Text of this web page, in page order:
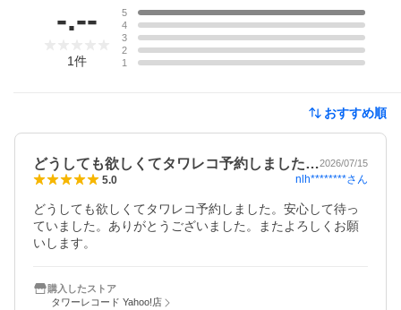
-.--
1件
5
4
3
2
1
おすすめ順
どうしても欲しくてタワレコ予約しました…2026/07/15
5.0 nlh********さん
どうしても欲しくてタワレコ予約しました。安心して待っ
ていました。ありがとうございました。またよろしくお願
購入したストア
タワーレコード Yahoo!店